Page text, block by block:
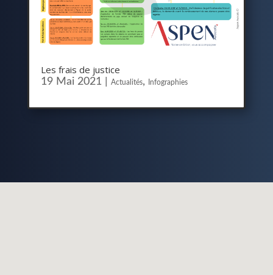
Les frais de justice
19 Mai 2021 Actualités, Infographies